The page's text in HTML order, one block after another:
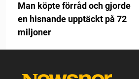
Man köpte förråd och gjorde
en hisnande upptäckt på 72
miljoner